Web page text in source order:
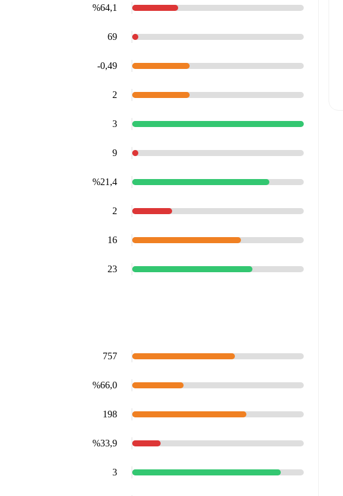
%64,1
69
-0,49
2
3
9
%21,4
2
16
23
757
%66,0
198
%33,9
3